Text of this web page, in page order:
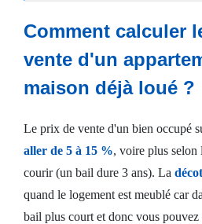
Comment calculer
vente d'un
maison déjà loué ?
Le prix de vente d'un bien occupé
aller de 5 à 15 %, voire plus selon
courir (un bail dure 3 ans). La
quand le logement est meublé car
bail plus court et donc vous